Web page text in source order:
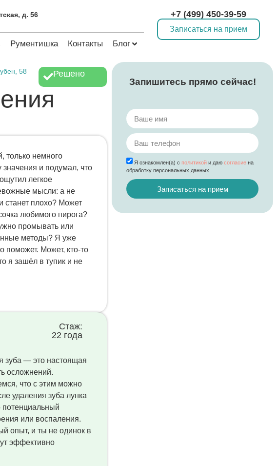
д. 56
Рументишка Контакты Блог
+7 (499) 450-39-59
Записаться на прием
58
Решено
только немного
и подумал, что
легкое
мысли: а не
станет плохо? Может
любимого пирога?
промывать или
методы? Я уже
поможет. Может, кто-то
я зашёл в тупик и не
Стаж:
22 года
зуба — это настоящая
осложнений.
что с этим можно
удаления зуба лунка
потенциальный
или воспаления.
опыт, и ты не одинок в
эффективно
Запишитесь прямо сейчас!
Я ознакомлен(а) с политикой и даю согласие на
обработку персональных данных.
Записаться на прием